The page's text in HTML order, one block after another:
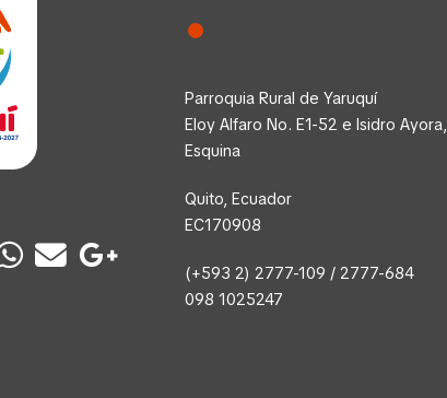
Parroquia Rural de Yaruquí
Eloy Alfaro No. E1-52 e Isidro Ayora,
Esquina
Quito, Ecuador
EC170908
(+593 2) 2777-109 / 2777-684
098 1025247